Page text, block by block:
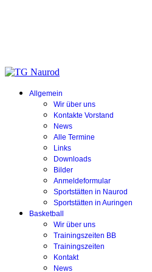
Allgemein
Wir über uns
Kontakte Vorstand
News
Alle Termine
Links
Downloads
Bilder
Anmeldeformular
Sportstätten in Naurod
Sportstätten in Auringen
Basketball
Wir über uns
Trainingszeiten BB
Trainingszeiten
Kontakt
News